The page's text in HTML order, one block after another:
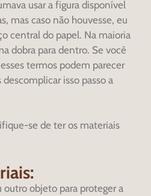
usar a figura disponível
mas caso não houvesse, eu
central do papel. Na maioria
dobra para dentro. Se você
termos podem parecer
isso passo a
se de ter os materiais
outro objeto para proteger a